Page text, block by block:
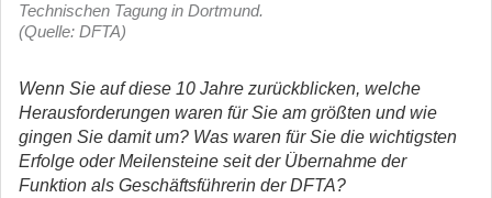
Technischen Tagung in Dortmund.
(Quelle: DFTA)
Wenn Sie auf diese 10 Jahre zurückblicken, welche
Herausforderungen waren für Sie am größten und wie
gingen Sie damit um? Was waren für Sie die wichtigsten
Erfolge oder Meilensteine seit der Übernahme der
Funktion als Geschäftsführerin der DFTA?